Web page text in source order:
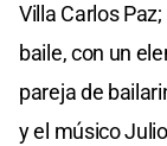
Villa Carlos
baile, con un
pareja de
y el músico